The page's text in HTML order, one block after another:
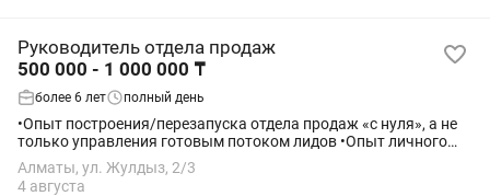
Руководитель отдела продаж
500 000 - 1 000 000 ₸
более 6 лет полный день
•Опыт построения/перезапуска отдела продаж «с нуля», а не
только управления готовым потоком лидов •Опыт личного
холодного поиска клиентов (базы, звонки, исходящий поиск)
•Умение внедрять и...
Алматы, ул. Жулдыз, 2/3
4 августа